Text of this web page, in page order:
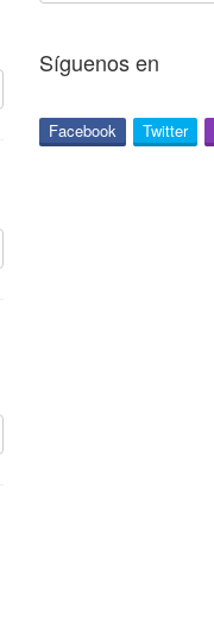
Síguenos en
Facebook Twitter